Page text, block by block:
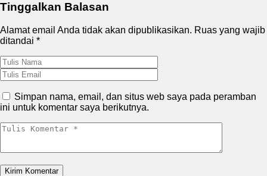
Tinggalkan Balasan
Alamat email Anda tidak akan dipublikasikan. Ruas yang wajib
ditandai *
Simpan nama, email, dan situs web saya pada peramban
ini untuk komentar saya berikutnya.